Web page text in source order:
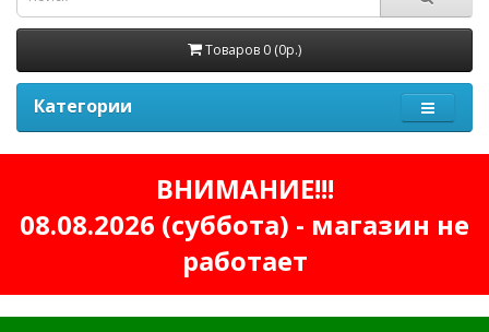
Товаров 0 (0р.)
Категории
ВНИМАНИЕ!!!
08.08.2026 (суббота) - магазин не
работает